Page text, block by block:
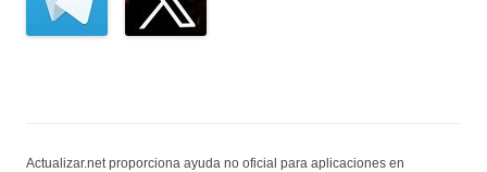
Actualizar.net proporciona ayuda no oficial para aplicaciones en